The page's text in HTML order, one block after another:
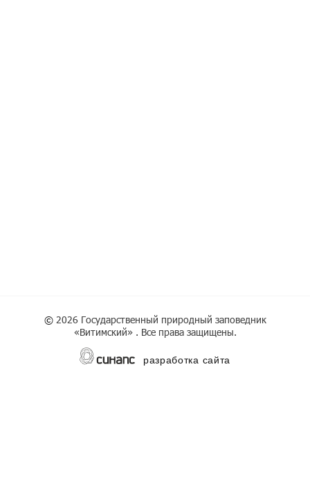
©2026 Государственный природный заповедник
«Витимский» . Все права защищены.
разработка сайта